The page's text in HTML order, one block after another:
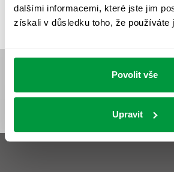
dalšími informacemi, které jste jim
získali v důsledku toho, že používáte
Povolit vše
Upravit